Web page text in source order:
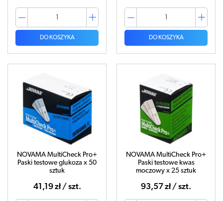
DO KOSZYKA DO KOSZYKA
NOVAMA MultiCheck Pro+
Paski testowe glukoza x 50
sztuk
41,19 zł / szt.
NOVAMA MultiCheck Pro+
Paski testowe kwas
moczowy x 25 sztuk
93,57 zł / szt.